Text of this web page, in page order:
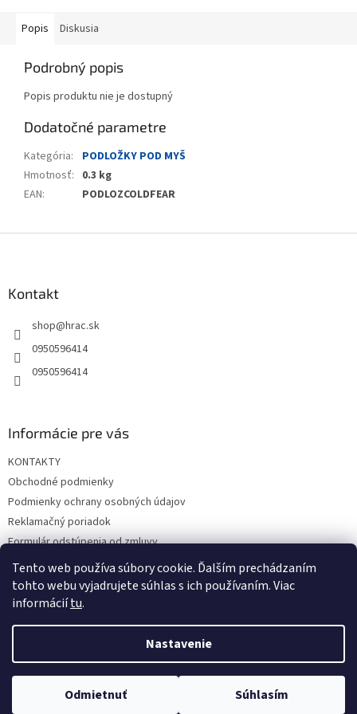
Tento web používa súbory cookie. Ďalším prechádzaním
tohto webu vyjadrujete súhlas s ich používaním. Viac
informáciítu.
Nastavenie
Odmietnuť Súhlasím
Popis Diskusia
Podrobný popis
Popis produktu nie je dostupný
Dodatočné parametre
Kategória:
PODLOŽKY POD MYŠ
Hmotnosť: 0.3 kg
EAN: PODLOZCOLDFEAR
Kontakt
shop@hrac.sk
0950596414
0950596414
Informácie pre vás
KONTAKTY
Obchodné podmienky
Podmienky ochrany osobných údajov
Reklamačný poriadok
Formulár odstúpenia od zmluvy
Reklamačný formulár
Copyright 2026hrac.sk. Všetky práva vyhradené.Upraviť